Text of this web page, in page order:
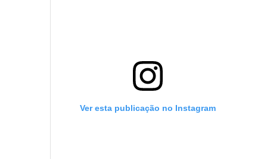
Ver esta publicação no Instagram